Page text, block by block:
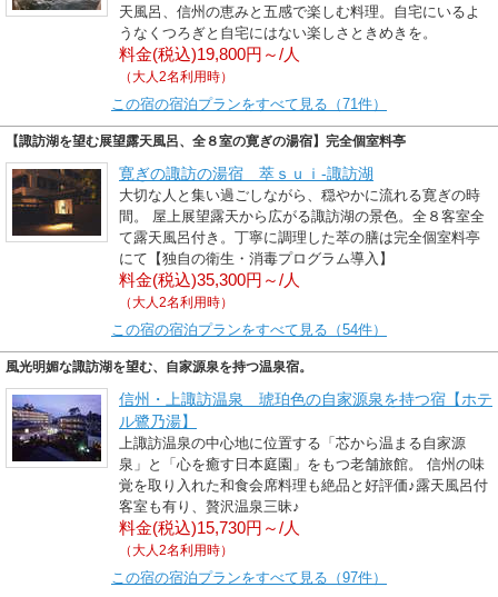
天風呂、信州の恵みと五感で楽しむ料理。自宅にいるよ
うなくつろぎと自宅にはない楽しさときめきを。
料金(税込)19,800円～/人
（大人2名利用時）
この宿の宿泊プランをすべて見る（71件）
【諏訪湖を望む展望露天風呂、全８室の寛ぎの湯宿】完全個室料亭
寛ぎの諏訪の湯宿 萃ｓｕｉ‐諏訪湖
大切な人と集い過ごしながら、穏やかに流れる寛ぎの時
間。 屋上展望露天から広がる諏訪湖の景色。全８客室全
て露天風呂付き。丁寧に調理した萃の膳は完全個室料亭
にて【独自の衛生・消毒プログラム導入】
料金(税込)35,300円～/人
（大人2名利用時）
この宿の宿泊プランをすべて見る（54件）
風光明媚な諏訪湖を望む、自家源泉を持つ温泉宿。
信州・上諏訪温泉 琥珀色の自家源泉を持つ宿【ホテ
ル鷺乃湯】
上諏訪温泉の中心地に位置する「芯から温まる自家源
泉」と「心を癒す日本庭園」をもつ老舗旅館。 信州の味
覚を取り入れた和食会席料理も絶品と好評価♪露天風呂付
客室も有り、贅沢温泉三昧♪
料金(税込)15,730円～/人
（大人2名利用時）
この宿の宿泊プランをすべて見る（97件）